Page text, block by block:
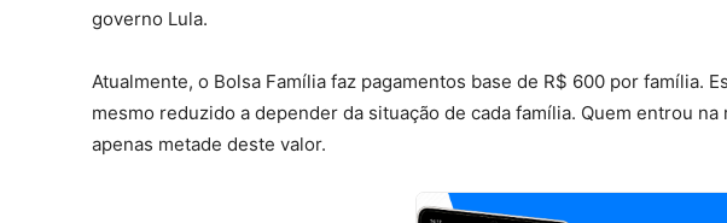
governo Lula.
Atualmente, o Bolsa Família faz pagamentos base de R$ 600 por família.
mesmo reduzido a depender da situação de cada família. Quem entrou
apenas metade deste valor.